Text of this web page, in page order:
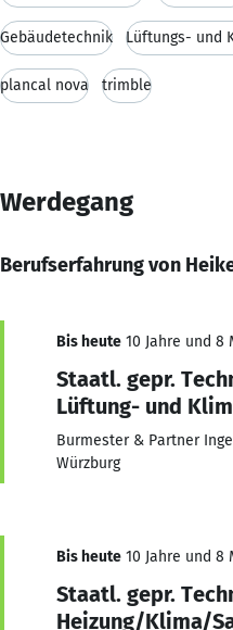
Gebäudetechnik Lüftungs- und
plancal nova trimble
Werdegang
Berufserfahrung von
Bis heute 10 Jahre und 8
Staatl. gepr.
Lüftung- und
Burmester & Partner
Würzburg
Bis heute 10 Jahre und 8
Staatl. gepr.
Heizung/Klima/